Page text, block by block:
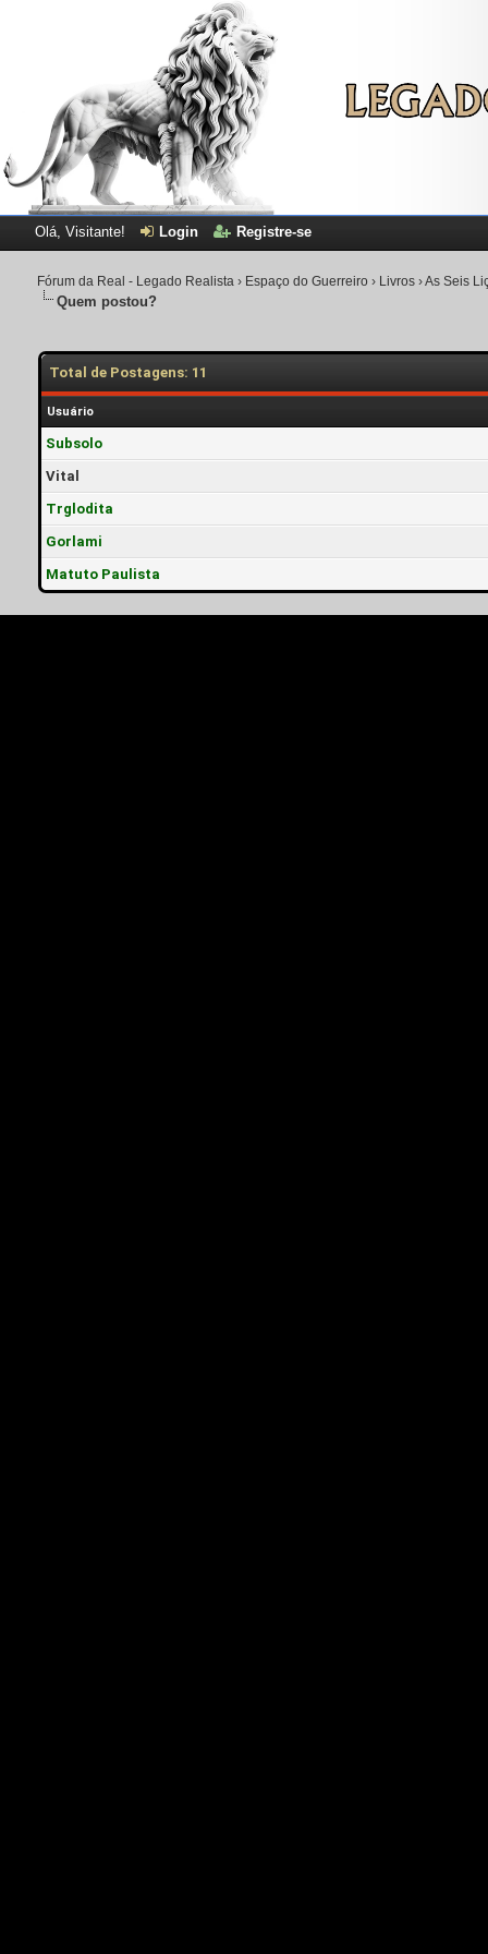
Olá, Visitante! Login Registre-se
Fórum da Real - Legado Realista › Espaço do Guerreiro › Livros ›As Seis
Quem postou?
Total de Postagens: 11
Usuário
Subsolo
Vital
Trglodita
Gorlami
Matuto Paulista